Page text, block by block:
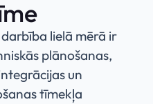
lielā mērā ir
plānošanas,
un
tīmekļa